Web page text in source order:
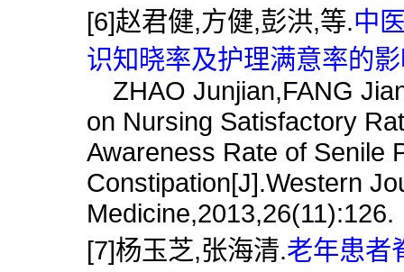
[6]赵君健,方健,彭洪,等.中
识知晓率及护理满意率的
ZHAO Junjian,FANG
on Nursing Satisfactory
Awareness Rate of Senile
Constipation[J].Western
Medicine,2013,26(11):126.
[7]杨玉芝,张海清.老年患者